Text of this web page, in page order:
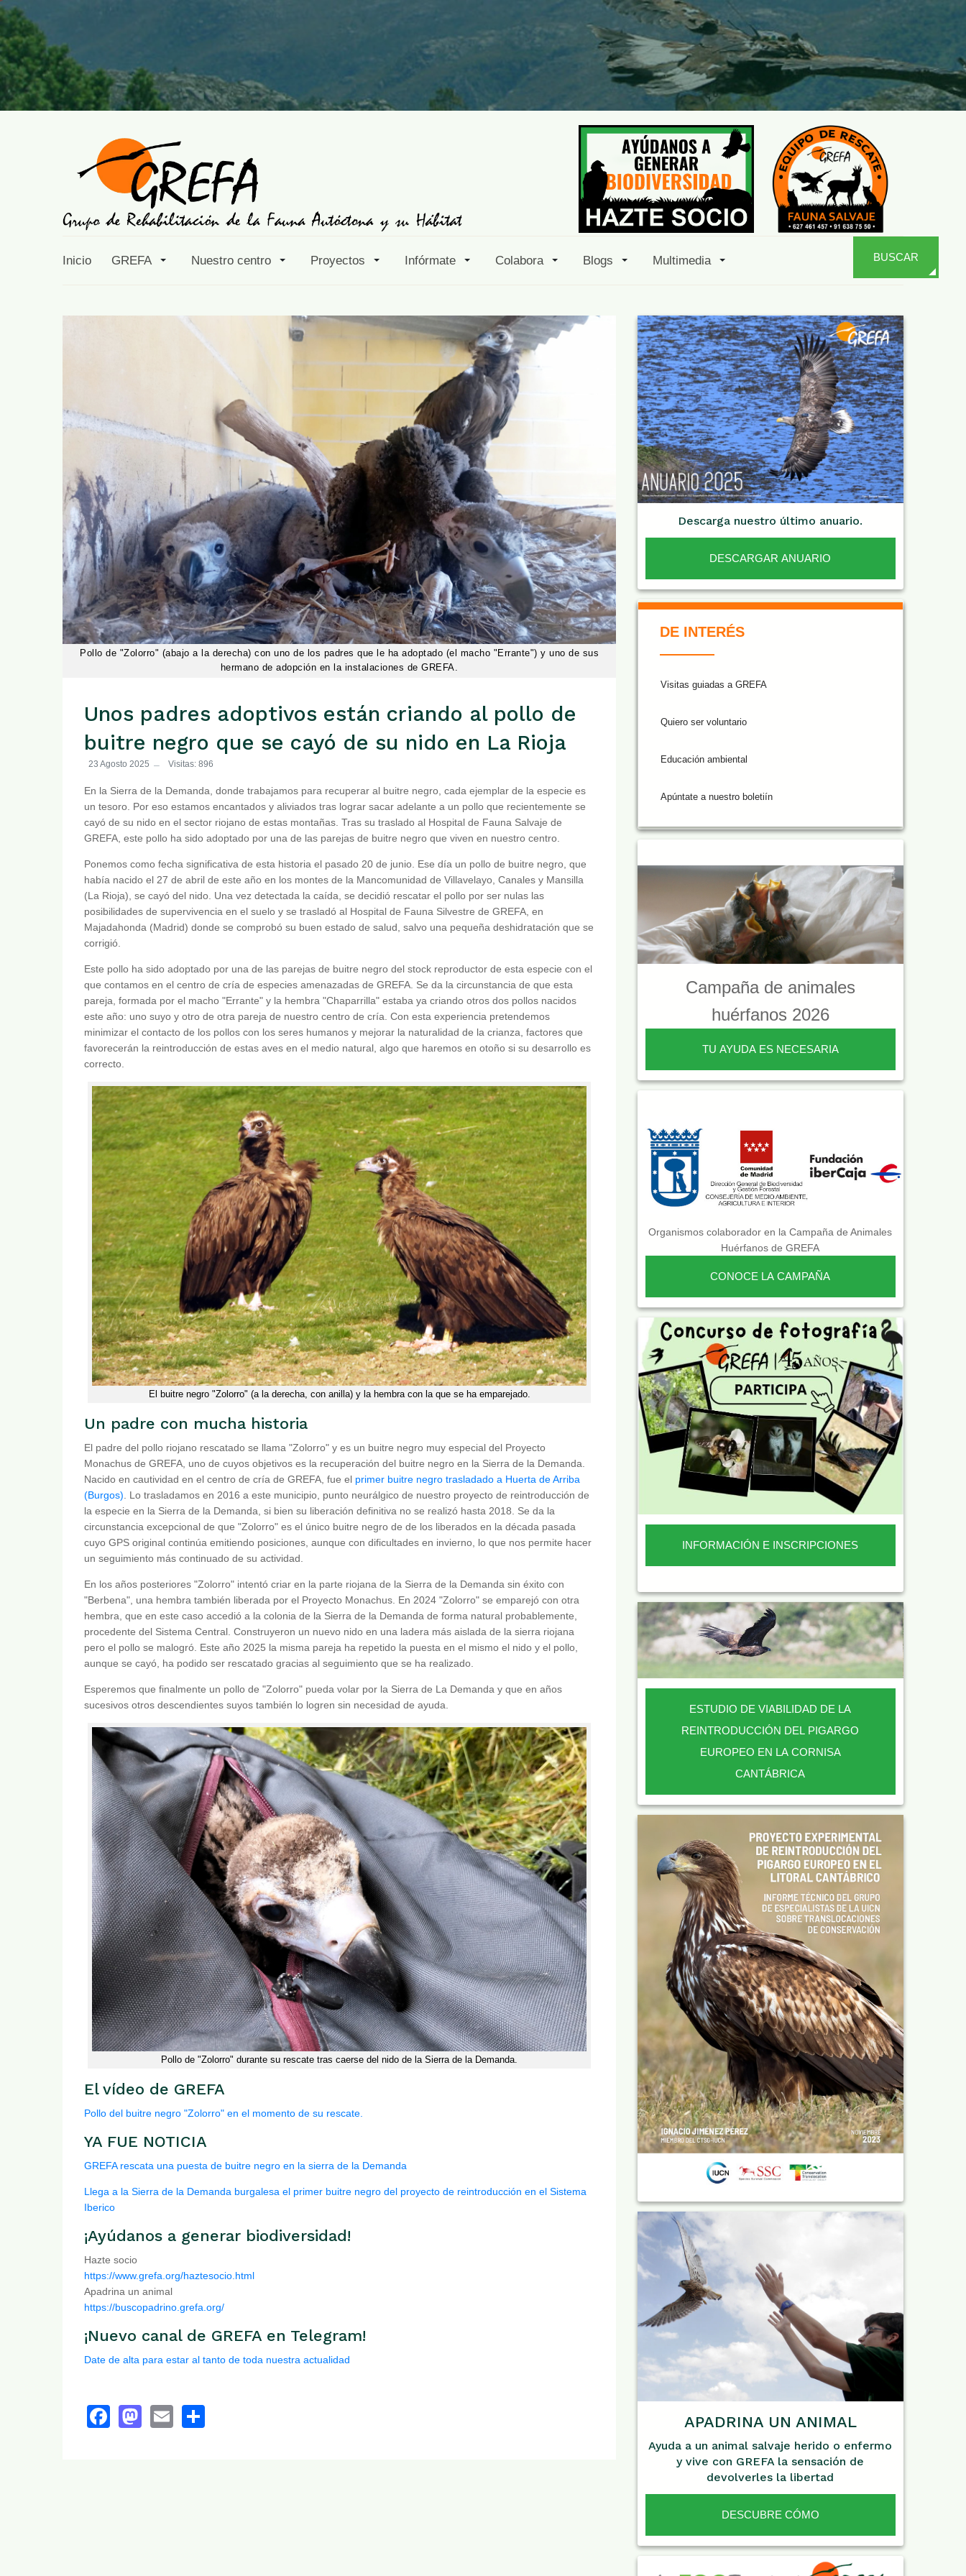
Inicio GREFA Nuestro centro Proyectos Infórmate Colabora Blogs Multimedia BUSCAR
Pollo de "Zolorro" (abajo a la derecha) con uno de los padres que le ha adoptado (el macho "Errante") y uno de sus
hermano de adopción en la instalaciones de GREFA.
Unos padres adoptivos están criando al pollo de
buitre negro que se cayó de su nido en La Rioja
23 Agosto 2025 Visitas: 896
En la Sierra de la Demanda, donde trabajamos para recuperar al buitre negro, cada ejemplar de la especie es
un tesoro. Por eso estamos encantados y aliviados tras lograr sacar adelante a un pollo que recientemente se
cayó de su nido en el sector riojano de estas montañas. Tras su traslado al Hospital de Fauna Salvaje de
GREFA, este pollo ha sido adoptado por una de las parejas de buitre negro que viven en nuestro centro.
Ponemos como fecha significativa de esta historia el pasado 20 de junio. Ese día un pollo de buitre negro, que
había nacido el 27 de abril de este año en los montes de la Mancomunidad de Villavelayo, Canales y Mansilla
(La Rioja), se cayó del nido. Una vez detectada la caída, se decidió rescatar el pollo por ser nulas las
posibilidades de supervivencia en el suelo y se trasladó al Hospital de Fauna Silvestre de GREFA, en
Majadahonda (Madrid) donde se comprobó su buen estado de salud, salvo una pequeña deshidratación que se
corrigió.
Este pollo ha sido adoptado por una de las parejas de buitre negro del stock reproductor de esta especie con el
que contamos en el centro de cría de especies amenazadas de GREFA. Se da la circunstancia de que esta
pareja, formada por el macho "Errante" y la hembra "Chaparrilla" estaba ya criando otros dos pollos nacidos
este año: uno suyo y otro de otra pareja de nuestro centro de cría. Con esta experiencia pretendemos
minimizar el contacto de los pollos con los seres humanos y mejorar la naturalidad de la crianza, factores que
favorecerán la reintroducción de estas aves en el medio natural, algo que haremos en otoño si su desarrollo es
correcto.
El buitre negro "Zolorro" (a la derecha, con anilla) y la hembra con la que se ha emparejado.
Un padre con mucha historia
El padre del pollo riojano rescatado se llama "Zolorro" y es un buitre negro muy especial del Proyecto
Monachus de GREFA, uno de cuyos objetivos es la recuperación del buitre negro en la Sierra de la Demanda.
Nacido en cautividad en el centro de cría de GREFA, fue el primer buitre negro trasladado a Huerta de Arriba
(Burgos) . Lo trasladamos en 2016 a este municipio, punto neurálgico de nuestro proyecto de reintroducción de
la especie en la Sierra de la Demanda, si bien su liberación definitiva no se realizó hasta 2018. Se da la
circunstancia excepcional de que "Zolorro" es el único buitre negro de de los liberados en la década pasada
cuyo GPS original continúa emitiendo posiciones, aunque con dificultades en invierno, lo que nos permite hacer
un seguimiento más continuado de su actividad.
En los años posteriores "Zolorro" intentó criar en la parte riojana de la Sierra de la Demanda sin éxito con
"Berbena", una hembra también liberada por el Proyecto Monachus. En 2024 "Zolorro" se emparejó con otra
hembra, que en este caso accedió a la colonia de la Sierra de la Demanda de forma natural probablemente,
procedente del Sistema Central. Construyeron un nuevo nido en una ladera más aislada de la sierra riojana
pero el pollo se malogró. Este año 2025 la misma pareja ha repetido la puesta en el mismo el nido y el pollo,
aunque se cayó, ha podido ser rescatado gracias al seguimiento que se ha realizado.
Esperemos que finalmente un pollo de "Zolorro" pueda volar por la Sierra de La Demanda y que en años
sucesivos otros descendientes suyos también lo logren sin necesidad de ayuda.
Pollo de "Zolorro" durante su rescate tras caerse del nido de la Sierra de la Demanda.
El vídeo de GREFA
Pollo del buitre negro "Zolorro" en el momento de su rescate.
YA FUE NOTICIA
GREFA rescata una puesta de buitre negro en la sierra de la Demanda
Llega a la Sierra de la Demanda burgalesa el primer buitre negro del proyecto de reintroducción en el Sistema
Iberico
¡Ayúdanos a generar biodiversidad!
Hazte socio
https://www.grefa.org/haztesocio.html
Apadrina un animal
https://buscopadrino.grefa.org/
¡Nuevo canal de GREFA en Telegram!
Date de alta para estar al tanto de toda nuestra actualidad
Facebook
Mastodon
Email
Descarga nuestro último anuario.
DESCARGAR ANUARIO
DE INTERÉS
Visitas guiadas a GREFA
Quiero ser voluntario
Educación ambiental
Apúntate a nuestro boletiín
Campaña de animales
huérfanos 2026
TU AYUDA ES NECESARIA
Organismos colaborador en la Campaña de Animales
Huérfanos de GREFA
CONOCE LA CAMPAÑA
INFORMACIÓN E INSCRIPCIONES
ESTUDIO DE VIABILIDAD DE LA
REINTRODUCCIÓN DEL PIGARGO
EUROPEO EN LA CORNISA
CANTÁBRICA
APADRINA UN ANIMAL
Ayuda a un animal salvaje herido o enfermo
y vive con GREFA la sensación de
devolverles la libertad
DESCUBRE CÓMO